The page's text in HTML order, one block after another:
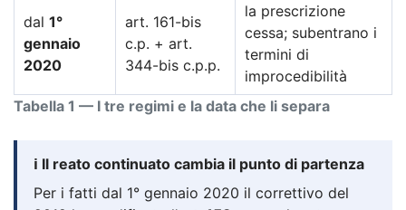
Tabella 1 — I tre regimi e la data che li separa
dal 1°
gennaio
2020
art. 161-bis
c.p. + art.
344-bis c.p.p.
la prescrizione
cessa; subentrano i
termini di
improcedibilità
ℹ️ Il reato continuato cambia il punto di partenza
Per i fatti dal 1° gennaio 2020 il correttivo del